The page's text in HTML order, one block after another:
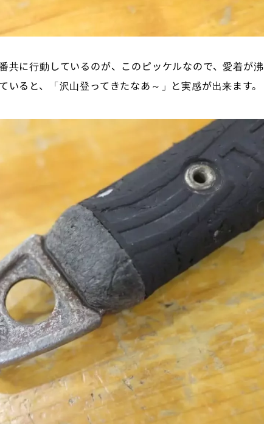
共に行動しているのが、このピッケルなので、愛着が沸
ると、「沢山登ってきたなあ～」と実感が出来ます。